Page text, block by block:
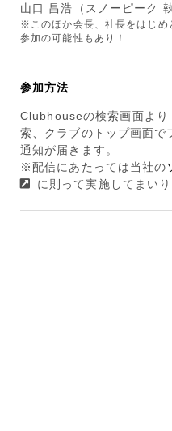
山口 昌浩（スノーピーク
※このほか会長、社長をはじめ
参加の可能性もあり！
参加方法
Clubhouseの検索画面よ
索、クラブのトップ画面で
通知が届きます。
※配信にあたっては当社の
に則って実施してまいり